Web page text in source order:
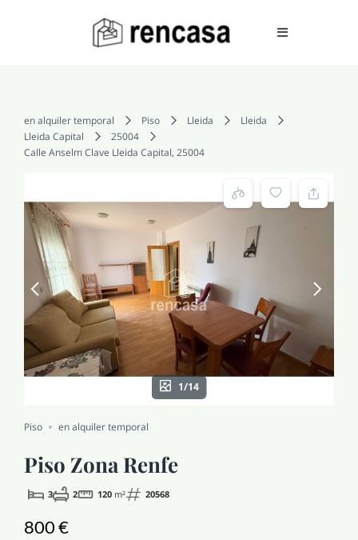
Toggle
VENDER
SERVICIOS
CONOCENOS
NOTICIAS Y BLOG
CONTACTO
en alquiler temporal Piso Lleida
Lleida
Lleida Capital
25004
Calle Anselm Clave Lleida Capital, 25004
1/14
Piso en alquiler temporal
Piso Zona Renfe
3 2 120 m² 20568
800 €